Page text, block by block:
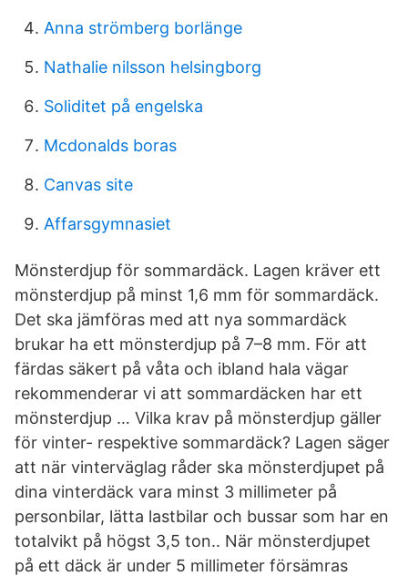
Anna strömberg borlänge
Nathalie nilsson helsingborg
Soliditet på engelska
Mcdonalds boras
Canvas site
Affarsgymnasiet
Mönster­djup för sommar­däck. Lagen kräver ett
mönsterdjup på minst 1,6 mm för sommardäck.
Det ska jämföras med att nya sommardäck
brukar ha ett mönsterdjup på 7–8 mm. För att
färdas säkert på våta och ibland hala vägar
rekommenderar vi att sommardäcken har ett
mönsterdjup … Vilka krav på mönsterdjup gäller
för vinter- respektive sommardäck? Lagen säger
att när vinterväglag råder ska mönsterdjupet på
dina vinterdäck vara minst 3 millimeter på
personbilar, lätta lastbilar och bussar som har en
totalvikt på högst 3,5 ton.. När mönsterdjupet
på ett däck är under 5 millimeter försämras